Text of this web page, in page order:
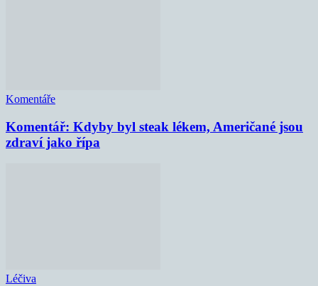
Komentáře
Komentář: Kdyby byl steak lékem, Američané jsou
zdraví jako řípa
Léčiva